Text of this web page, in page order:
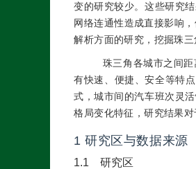
变的研究较少。这些研究
网络连通性造成直接影响
解析方面的研究，挖掘珠
珠三角各城市之间
有快速、便捷、安全等特
式，城市间的汽车班次灵
格局变化特征，研究结果
1 研究区与数据来源
1.1 研究区